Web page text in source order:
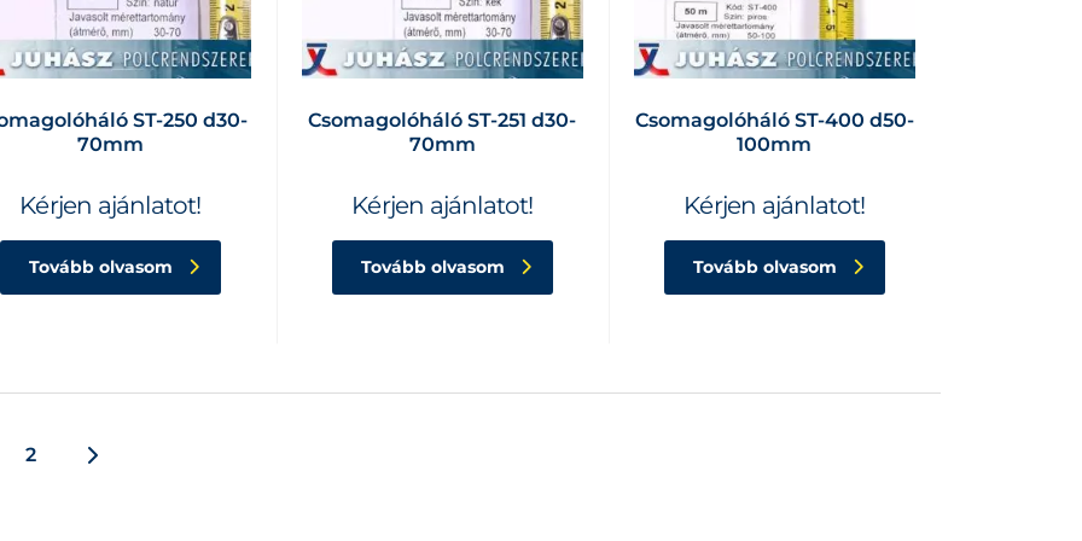
ST-250 d30-
70mm
Kérjen ajánlatot!
Tovább olvasom
Csomagolóháló ST-251 d30-
70mm
Kérjen ajánlatot!
Tovább olvasom
Csomagolóháló ST-400 d50-
100mm
Kérjen ajánlatot!
Tovább olvasom
2